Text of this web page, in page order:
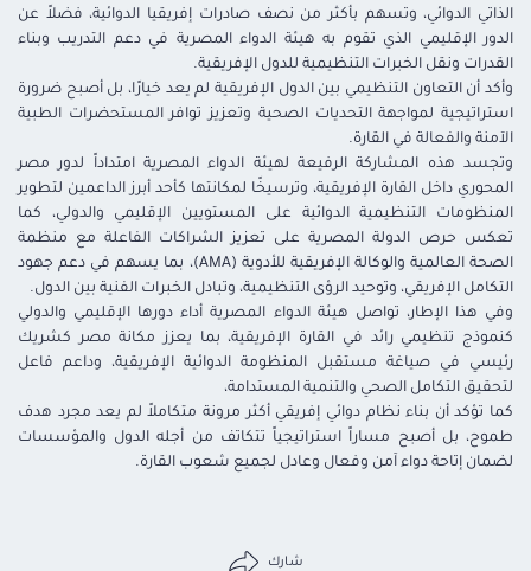
الذاتي الدوائي، وتسهم بأكثر من نصف صادرات إفريقيا الدوائية، فضلاً عن
الدور الإقليمي الذي تقوم به هيئة الدواء المصرية في دعم التدريب وبناء
القدرات ونقل الخبرات التنظيمية للدول الإفريقية.
وأكد أن التعاون التنظيمي بين الدول الإفريقية لم يعد خيارًا، بل أصبح ضرورة
استراتيجية لمواجهة التحديات الصحية وتعزيز توافر المستحضرات الطبية
الآمنة والفعالة في القارة.
وتجسد هذه المشاركة الرفيعة لهيئة الدواء المصرية امتداداً لدور مصر
المحوري داخل القارة الإفريقية، وترسيخًا لمكانتها كأحد أبرز الداعمين لتطوير
المنظومات التنظيمية الدوائية على المستويين الإقليمي والدولي، كما
تعكس حرص الدولة المصرية على تعزيز الشراكات الفاعلة مع منظمة
الصحة العالمية والوكالة الإفريقية للأدوية (AMA)، بما يسهم في دعم جهود
التكامل الإفريقي، وتوحيد الرؤى التنظيمية، وتبادل الخبرات الفنية بين الدول.
وفي هذا الإطار، تواصل هيئة الدواء المصرية أداء دورها الإقليمي والدولي
كنموذج تنظيمي رائد في القارة الإفريقية، بما يعزز مكانة مصر كشريك
رئيسي في صياغة مستقبل المنظومة الدوائية الإفريقية، وداعم فاعل
لتحقيق التكامل الصحي والتنمية المستدامة،
كما تؤكد أن بناء نظام دوائي إفريقي أكثر مرونة متكاملاً لم يعد مجرد هدف
طموح، بل أصبح مساراً استراتيجياً تتكاتف من أجله الدول والمؤسسات
لضمان إتاحة دواء آمن وفعال وعادل لجميع شعوب القارة.
شارك